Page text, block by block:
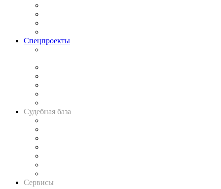
Спецпроекты
Судебная база
Сервисы